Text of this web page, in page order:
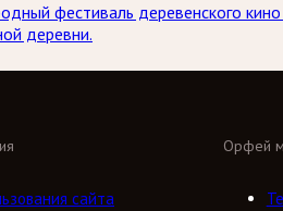
фестиваль деревенского
деревни.
Орфей
сайта